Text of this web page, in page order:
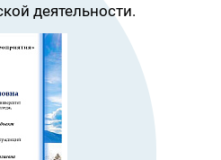
деятельности.